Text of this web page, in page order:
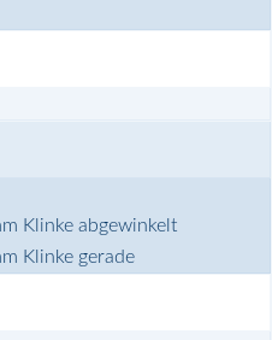
Klinke abgewinkelt
Klinke gerade